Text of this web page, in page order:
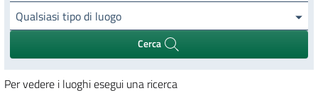
Qualsiasi tipo di luogo
Cerca
Per vedere i luoghi esegui una ricerca